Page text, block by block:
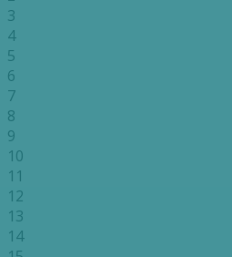
3
4
5
6
7
8
9
10
11
12
13
14